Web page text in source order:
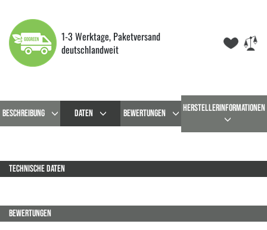
1-3 Werktage, Paketversand
deutschlandweit
BESCHREIBUNG DATEN BEWERTUNGEN HERSTELLERINFORMATIONEN
TECHNISCHE DATEN
BEWERTUNGEN